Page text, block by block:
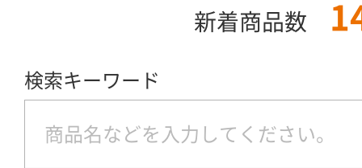
新着商品数
検索キーワード